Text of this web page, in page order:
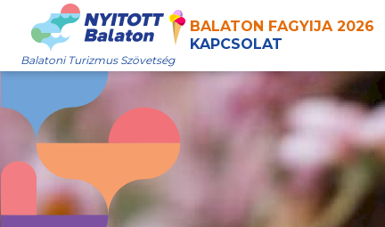
Balatoni Turizmus Szövetség
BALATON FAGYIJA 2026
KAPCSOLAT